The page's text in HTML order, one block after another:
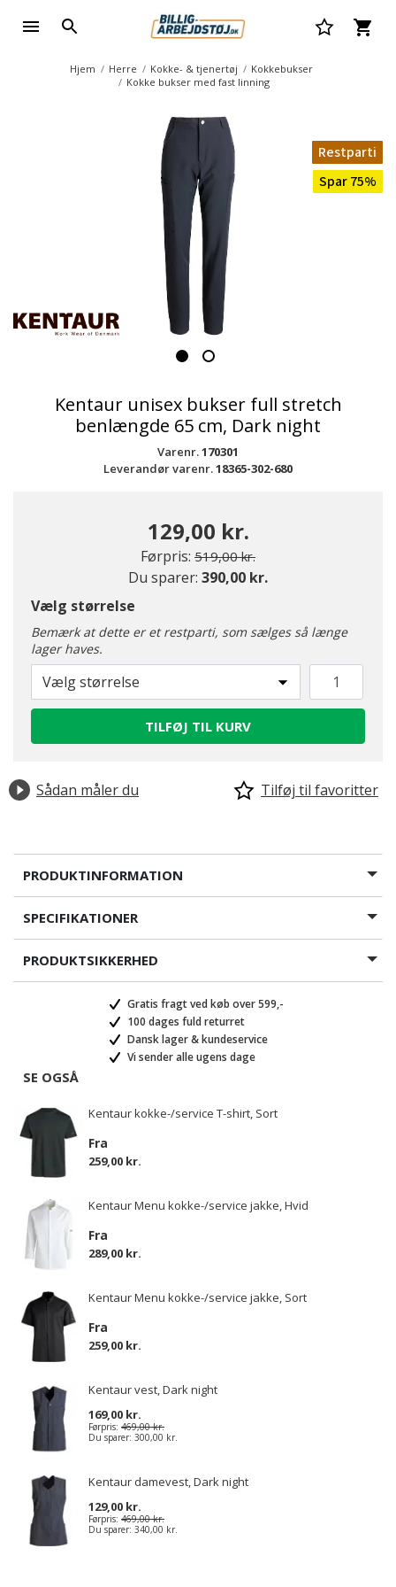
Hjem Herre Kokke- & tjenertøj
Kokkebukser
Kokke bukser med fast linning
Restparti
Spar 75%
Kentaur unisex bukser full stretch
benlængde 65 cm, Dark night
Varenr.170301
Leverandør varenr.18365-302-680
129,00 kr.
Førpris: Pris nedsat fra
519,00 kr.til
Du sparer: 390,00 kr.
Vælg størrelse
Bemærk at dette er et restparti, som sælges så længe
lager haves.
Vælg størrelse
TILFØJ TIL KURV
Sådan måler du Tilføj til favoritter
PRODUKTINFORMATION
SPECIFIKATIONER
PRODUKTSIKKERHED
Gratis fragt ved køb over 599,-
100 dages fuld returret
Dansk lager & kundeservice
Vi sender alle ugens dage
SE OGSÅ
Kentaur kokke-/service T-shirt, Sort
Fra
259,00 kr.
Kentaur Menu kokke-/service jakke, Hvid
Fra
289,00 kr.
Kentaur Menu kokke-/service jakke, Sort
Fra
259,00 kr.
Kentaur vest, Dark night
169,00 kr.
Førpris: 469,00 kr.
Du sparer: 300,00 kr.
Kentaur damevest, Dark night
129,00 kr.
Førpris: 469,00 kr.
Du sparer: 340,00 kr.